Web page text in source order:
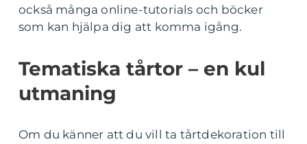
också många online-tutorials och böcker
som kan hjälpa dig att komma igång.
Tematiska tårtor – en kul
utmaning
Om du känner att du vill ta tårtdekoration till